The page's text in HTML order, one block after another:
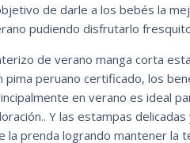
de darle a los bebés la
pudiendo disfrutarlo
de verano manga corta
pima peruano certificado, los
en verano es ideal
Y las estampas
la prenda logrando mantener la